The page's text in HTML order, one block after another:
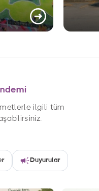
ilgili tüm
Duyurular